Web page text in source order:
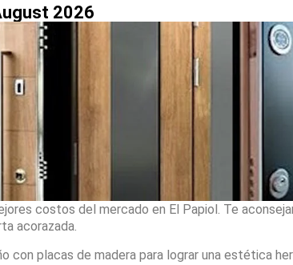
2026
costos del mercado en El Papiol. Te
acorazada.
con placas de madera para lograr una estética